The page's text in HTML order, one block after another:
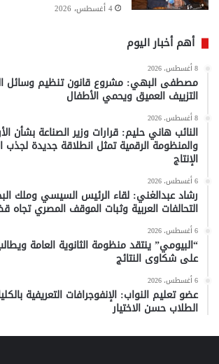
4 أغسطس، 2026
أهم أخبار اليوم
8 أغسطس، 2026
مصطفى البهي: مشروع قانون تنظيم وسائل
التزييف العميق ويحمي الأطفال
8 أغسطس، 2026
النائب هاني حليم: قرارات وزير الصناعة بشأن
والمنظومة الرقمية تمثل انطلاقة جديدة لجذب
الإنتاج
6 أغسطس، 2026
رشاد عبدالغني: لقاء الرئيس السيسي وملك
التحالفات العربية وثبات الموقف المصري تجاه
6 أغسطس، 2026
“البيومي” ينتقد منظومة الثانوية العامة
على شكاوى النتائج
6 أغسطس، 2026
عضو تعليم النواب: الإنفوجرافات التعريفية
الطلاب حسن الاختيار